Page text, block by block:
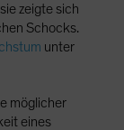
zeigte sich
Schocks.
unter
möglicher
eines